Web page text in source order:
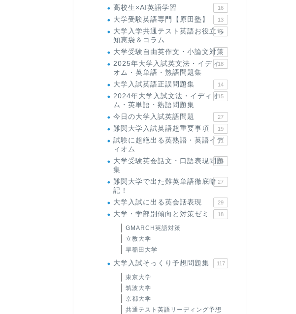
高校生×AI英語学習 16
大学受験英語専門【原田塾】 13
大学入学共通テスト英語お役立ち
知恵袋＆コラム
45
大学受験自由英作文・小論文対策
8
2025年大学入試英文法・イディ
オム・英単語・熟語問題集
18
大学入試英語正誤問題集 14
2024年大学入試文法・イディオ
ム・英単語・熟語問題集
15
今日の大学入試英語問題 27
難関大学入試英語超重要事項 19
試験に超絶出る英熟語・英語イデ
ィオム
71
大学受験英会話文・口語表現問題
集
35
難関大学で出た難英単語徹底暗
記！
27
大学入試に出る英会話表現 29
大学・学部別傾向と対策ゼミ 18
GMARCH英語対策
立教大学
早稲田大学
大学入試そっくり予想問題集 117
東京大学
筑波大学
京都大学
共通テスト英語リーディング予想